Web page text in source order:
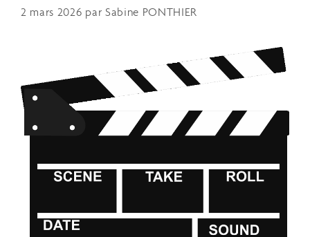
2 mars 2026 par Sabine PONTHIER